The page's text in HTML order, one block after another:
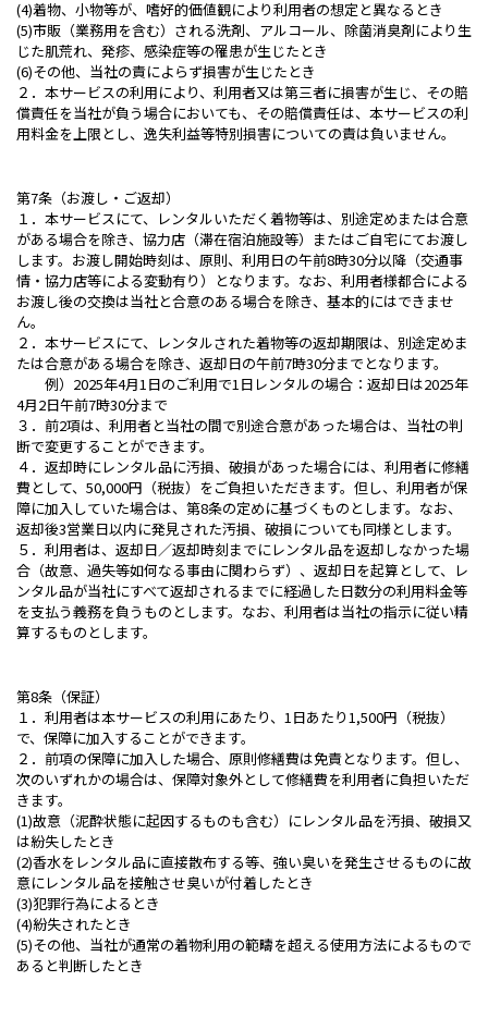
(4)着物、小物等が、嗜好的価値観により利用者の想定と異なるとき
(5)市販（業務用を含む）される洗剤、アルコール、除菌消臭剤により生
じた肌荒れ、発疹、感染症等の罹患が生じたとき
(6)その他、当社の責によらず損害が生じたとき
２．本サービスの利用により、利用者又は第三者に損害が生じ、その賠
償責任を当社が負う場合においても、その賠償責任は、本サービスの利
用料金を上限とし、逸失利益等特別損害についての責は負いません。
第7条（お渡し・ご返却）
１．本サービスにて、レンタルいただく着物等は、別途定めまたは合意
がある場合を除き、協力店（滞在宿泊施設等）またはご自宅にてお渡し
します。お渡し開始時刻は、原則、利用日の午前8時30分以降（交通事
情・協力店等による変動有り）となります。なお、利用者様都合による
お渡し後の交換は当社と合意のある場合を除き、基本的にはできませ
ん。
２．本サービスにて、レンタルされた着物等の返却期限は、別途定めま
たは合意がある場合を除き、返却日の午前7時30分までとなります。
例）2025年4月1日のご利用で1日レンタルの場合：返却日は2025年
4月2日午前7時30分まで
３．前2項は、利用者と当社の間で別途合意があった場合は、当社の判
断で変更することができます。
４．返却時にレンタル品に汚損、破損があった場合には、利用者に修繕
費として、50,000円（税抜）をご負担いただきます。但し、利用者が保
障に加入していた場合は、第8条の定めに基づくものとします。なお、
返却後3営業日以内に発見された汚損、破損についても同様とします。
５．利用者は、返却日／返却時刻までにレンタル品を返却しなかった場
合（故意、過失等如何なる事由に関わらず）、返却日を起算として、レ
ンタル品が当社にすべて返却されるまでに経過した日数分の利用料金等
を支払う義務を負うものとします。なお、利用者は当社の指示に従い精
算するものとします。
第8条（保証）
１．利用者は本サービスの利用にあたり、1日あたり1,500円（税抜）
で、保障に加入することができます。
２．前項の保障に加入した場合、原則修繕費は免責となります。但し、
次のいずれかの場合は、保障対象外として修繕費を利用者に負担いただ
きます。
(1)故意（泥酔状態に起因するものも含む）にレンタル品を汚損、破損又
は紛失したとき
(2)香水をレンタル品に直接散布する等、強い臭いを発生させるものに故
意にレンタル品を接触させ臭いが付着したとき
(3)犯罪行為によるとき
(4)紛失されたとき
(5)その他、当社が通常の着物利用の範疇を超える使用方法によるもので
あると判断したとき